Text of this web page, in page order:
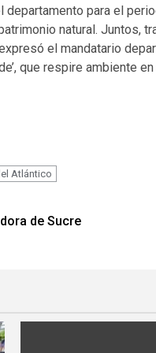
departamento para el
natural. Juntos,
el mandatario
que respire ambiente
Atlántico
de Sucre